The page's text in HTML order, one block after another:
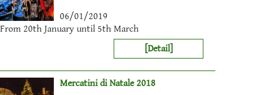
06/01/2019
From 20th January until 5th March
[Detail]
Mercatini di Natale 2018